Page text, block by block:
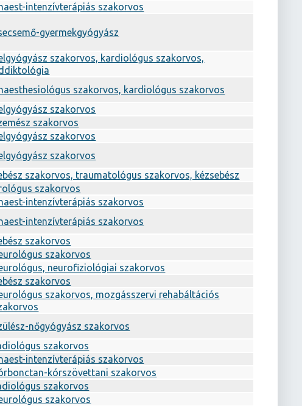
intenzívterápiás szakorvos
gyermekgyógyász
szakorvos, kardiológus szakorvos,
szakorvos, kardiológus szakorvos
szakorvos
szakorvos
szakorvos
szakorvos
szakorvos, traumatológus szakorvos, kézsebész
szakorvos
intenzívterápiás szakorvos
intenzívterápiás szakorvos
szakorvos
szakorvos
neurofiziológiai szakorvos
szakorvos
szakorvos, mozgásszervi rehabáltációs
nőgyógyász szakorvos
szakorvos
intenzívterápiás szakorvos
kórszövettani szakorvos
szakorvos
szakorvos